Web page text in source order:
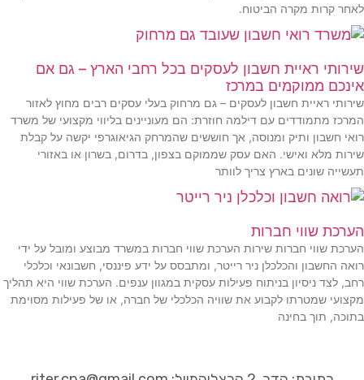
לאחר קרות מקרה הביטוח.
שירותי ראיית חשבון לעסקים בכל רחבי הארץ – גם אם
אינכם ממוקמים במרכז
שירותי ראיית חשבון לעסקים – גם מרחוק בעלי עסקים רבים מחוץ לאזור
המרכז מתמודדים עם דילמה חוזרת: הם מעוניינים בליווי מקצועי של משרד
רואי חשבון ותיק ומנוסה, אך חוששים שהמרחק הגיאוגרפי יקשה על קבלת
שירות מלא ואישי. האם עסק שממוקם בצפון, בדרום, בשרון או באזורי
תעשייה שונים בארץ צריך לוותר
הערכת שווי חברות
הערכת שווי חברות שירות הערכת שווי חברות במשרד מבוצע ומובל על ידי
רואה החשבון והכלכלן ניר רייטר, ומתבסס על ידע פיננסי, חשבונאי וכלכלי
רחב, לצד ניסיון בניתוח פעילות עסקית במגוון ענפים. הערכת שווי היא תהליך
מקצועי שמטרתו לקבוע את שוויה הכלכלי של חברה, או של פעילות מסוימת
בתוכה, תוך בחינה